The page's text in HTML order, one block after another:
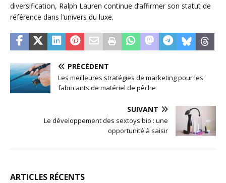
diversification, Ralph Lauren continue d’affirmer son statut de
référence dans l’univers du luxe.
PRÉCÉDENT
Les meilleures stratégies de marketing pour les
fabricants de matériel de pêche
SUIVANT
Le développement des sextoys bio : une
opportunité à saisir
ARTICLES RÉCENTS